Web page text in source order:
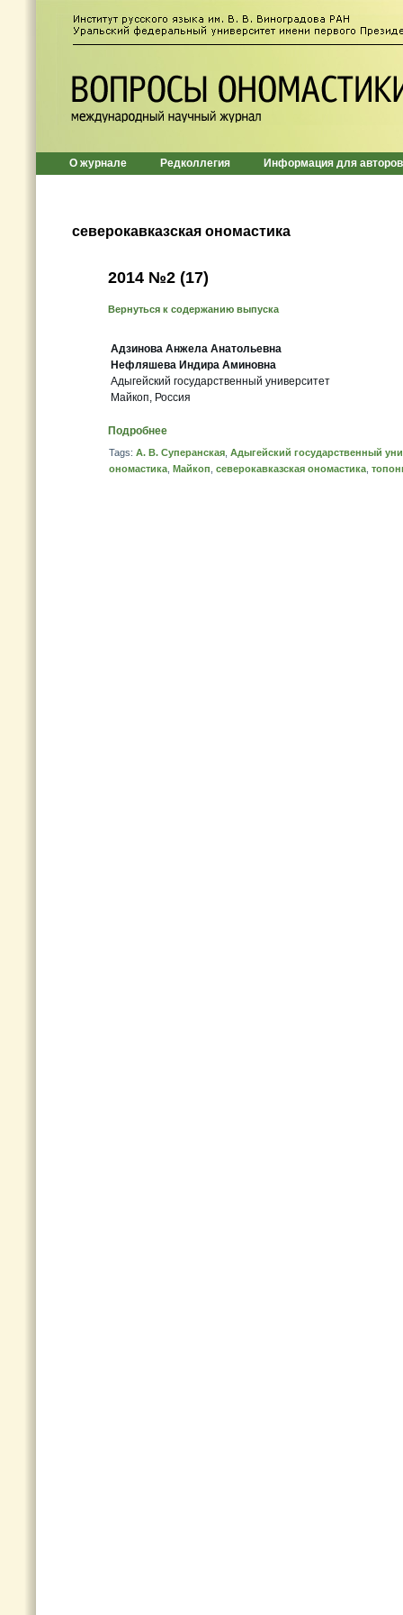
О журнале Редколлегия Информация для авторов
северокавказская ономастика
2014 №2 (17)
Вернуться к содержанию выпуска
Адзинова Анжела Анатольевна
Нефляшева Индира Аминовна
Адыгейский государственный университет
Майкоп, Россия
Подробнее
Tags: А. В. Суперанская Адыгейский государственный
ономастика Майкоп северокавказская ономастика